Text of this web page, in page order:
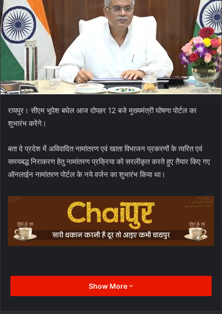
रायपुर। सीएम भूपेश बघेल आज दोपहर 12 बजे मुख्यमंत्री घोषणा पोर्टल का
शुभारंभ करेंगे।
बता दे प्रदेश में अविवादित नामांतरण एवं खाता विभाजन प्रकरणों के त्वरित एवं
समयबद्ध निराकरण हेतु नामांतरण प्रक्रिया को सरलीकृत करते हुए तैयार किए गए
ऑनलाईन नामांतरण पोर्टल के नये वर्जन का शुभारंभ किया था।
Show More